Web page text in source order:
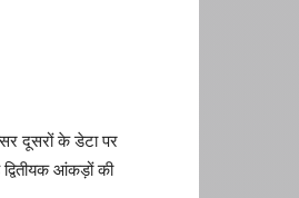
दूसरों के डेटा पर
आंकड़ों की